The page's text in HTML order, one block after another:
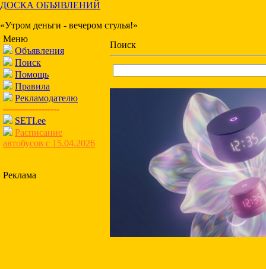
ДОСКА ОБЪЯВЛЕНИЙ
«Утром деньги - вечером стулья!»
Меню
Объявления
Поиск
Помощь
Правила
Рекламодателю
-------------------
SETI.ee
Расписание
автобусов с 15.04.2026
Реклама
Поиск